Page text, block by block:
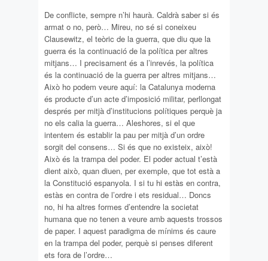
De conflicte, sempre n’hi haurà. Caldrà saber si és
armat o no, però… Mireu, no sé si coneixeu
Clausewitz, el teòric de la guerra, que diu que la
guerra és la continuació de la política per altres
mitjans… I precisament és a l’inrevés, la política
és la continuació de la guerra per altres mitjans…
Això ho podem veure aquí: la Catalunya moderna
és producte d’un acte d’imposició militar, perllongat
després per mitjà d’institucions polítiques perquè ja
no els calia la guerra… Aleshores, si el que
intentem és establir la pau per mitjà d’un ordre
sorgit del consens… Si és que no existeix, això!
Això és la trampa del poder. El poder actual t’està
dient això, quan diuen, per exemple, que tot està a
la Constitució espanyola. I si tu hi estàs en contra,
estàs en contra de l’ordre i ets residual… Doncs
no, hi ha altres formes d’entendre la societat
humana que no tenen a veure amb aquests trossos
de paper. I aquest paradigma de mínims és caure
en la trampa del poder, perquè si penses diferent
ets fora de l’ordre…